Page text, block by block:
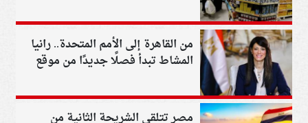
من القاهرة إلى الأمم المتحدة.. رانيا
المشاط تبدأ فصلًا جديدًا من موقع
مصر تتلقى الشريحة الثانية من